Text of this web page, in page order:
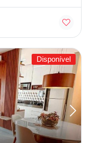
Disponível